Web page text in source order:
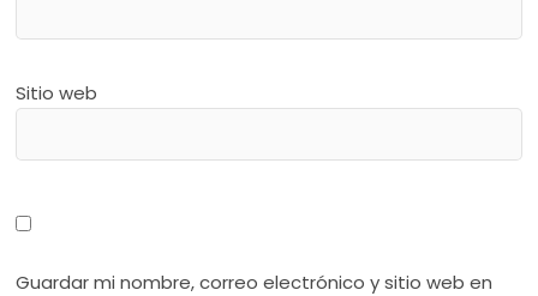
Sitio web
Guardar mi nombre, correo electrónico y sitio web en